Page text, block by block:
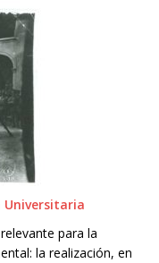
Universitaria
para la
la realización, en